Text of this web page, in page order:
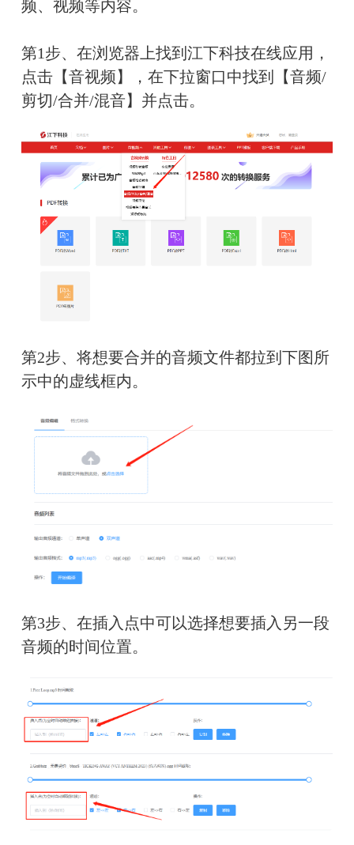
频、视频等内容。
第1步、在浏览器上找到江下科技在线应用，
点击【音视频】，在下拉窗口中找到【音频/
剪切/合并/混音】并点击。
第2步、将想要合并的音频文件都拉到下图所
示中的虚线框内。
第3步、在插入点中可以选择想要插入另一段
音频的时间位置。